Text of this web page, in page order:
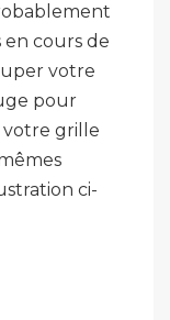
en cours de
votre
pour
votre grille
ci-